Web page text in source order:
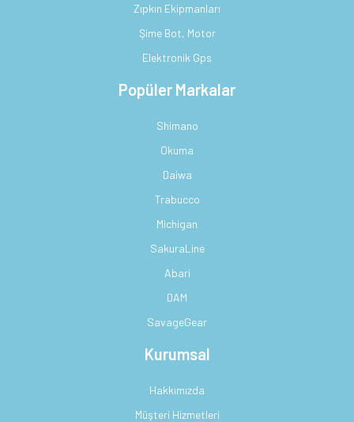
Zıpkın Ekipmanları
Şime Bot, Motor
Elektronik Gps
Popüler Markalar
Shimano
Okuma
Daiwa
Trabucco
Michigan
SakuraLine
Abari
DAM
SavageGear
Kurumsal
Hakkımızda
Müşteri Hizmetleri